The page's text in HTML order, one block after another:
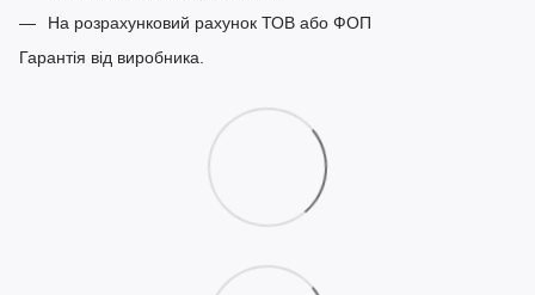
На розрахунковий рахунок ТОВ або ФОП
Гарантія від виробника.